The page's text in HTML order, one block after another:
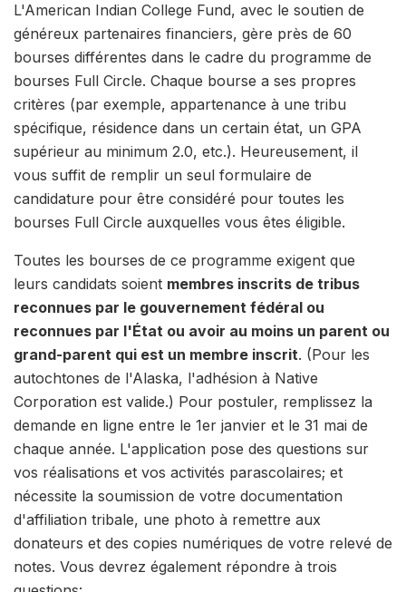
L'American Indian College Fund, avec le soutien de
généreux partenaires financiers, gère près de 60
bourses différentes dans le cadre du programme de
bourses Full Circle. Chaque bourse a ses propres
critères (par exemple, appartenance à une tribu
spécifique, résidence dans un certain état, un GPA
supérieur au minimum 2.0, etc.). Heureusement, il
vous suffit de remplir un seul formulaire de
candidature pour être considéré pour toutes les
bourses Full Circle auxquelles vous êtes éligible.
Toutes les bourses de ce programme exigent que
leurs candidats soient membres inscrits de tribus
reconnues par le gouvernement fédéral ou
reconnues par l'État ou avoir au moins un parent ou
grand-parent qui est un membre inscrit. (Pour les
autochtones de l'Alaska, l'adhésion à Native
Corporation est valide.) Pour postuler, remplissez la
demande en ligne entre le 1er janvier et le 31 mai de
chaque année. L'application pose des questions sur
vos réalisations et vos activités parascolaires; et
nécessite la soumission de votre documentation
d'affiliation tribale, une photo à remettre aux
donateurs et des copies numériques de votre relevé de
notes. Vous devrez également répondre à trois